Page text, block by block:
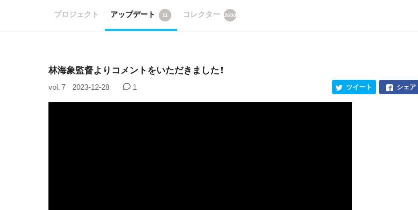
プロジェクト アップデート 11 コレクター 2690
林海象監督よりコメントをいただきました！
vol. 7 2023-12-28 1 シェア
ツイート